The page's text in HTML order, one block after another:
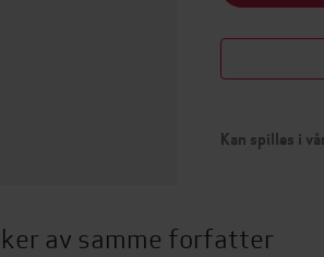
Kan spilles i
av samme forfatter